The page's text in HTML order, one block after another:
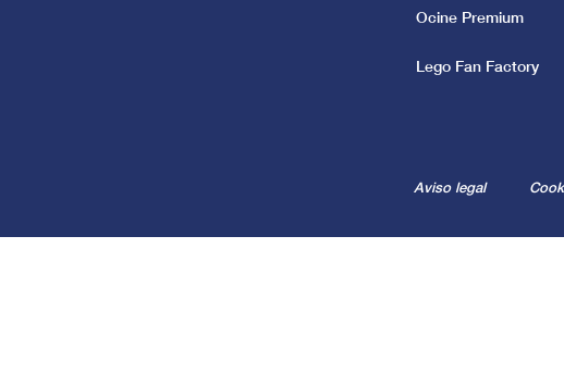
Ocine Premium
Lego Fan Factory
Aviso legal